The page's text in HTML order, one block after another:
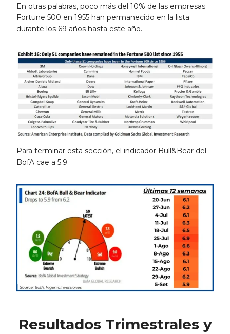
En otras palabras, poco más del 10% de las empresas
Fortune 500 en 1955 han permanecido en la lista
durante los 69 años hasta este año.
Para terminar esta sección, el indicador Bull&Bear del
BofA cae a 5.9
Resultados Trimestrales y